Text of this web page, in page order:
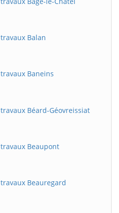
Balan
Baneins
Béard-Géovreissiat
Beaupont
Beauregard